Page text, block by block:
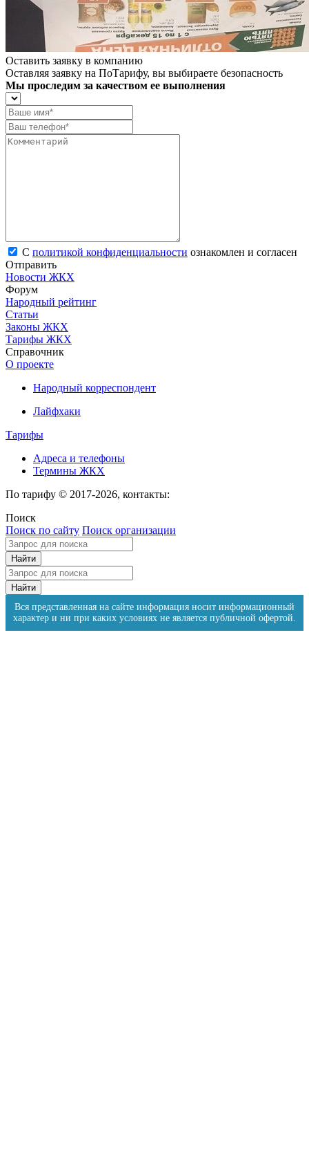
Оставить заявку в компанию
Оставляя заявку на ПоТарифу, вы выбираете безопасность
Мы проследим за качеством ее выполнения
С политикой конфиденциальности ознакомлен и согласен
Отправить
Новости ЖКХ
Форум
Народный рейтинг
Статьи
Законы ЖКХ
Тарифы ЖКХ
Справочник
О проекте
Народный корреспондент
Лайфхаки
Тарифы
Адреса и телефоны
Термины ЖКХ
По тарифу © 2017-2026, контакты:
Поиск
Поиск по сайту Поиск организации
Вся представленная на сайте информация носит информационный
характер и ни при каких условиях не является публичной офертой.